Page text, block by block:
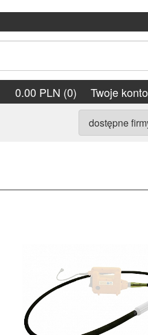
0.00 PLN (0) Twoje konto